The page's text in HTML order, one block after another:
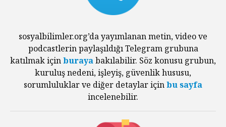
sosyalbilimler.org’da yayımlanan metin, video ve
podcastlerin paylaşıldığı Telegram grubuna
katılmak içinburayabakılabilir. Söz konusu grubun,
kuruluş nedeni, işleyiş, güvenlik hususu,
sorumluluklar ve diğer detaylar içinbu sayfa
incelenebilir.